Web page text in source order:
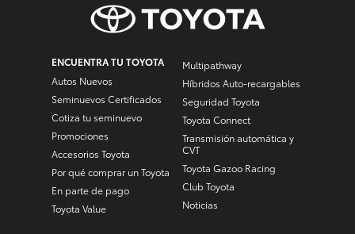
ENCUENTRA TU TOYOTA
Autos Nuevos
Seminuevos Certificados
Cotiza tu seminuevo
Promociones
Accesorios Toyota
Por qué comprar un Toyota
En parte de pago
Toyota Value
Multipathway
Híbridos Auto-recargables
Seguridad Toyota
Toyota Connect
Transmisión automática y
CVT
Toyota Gazoo Racing
Club Toyota
Noticias